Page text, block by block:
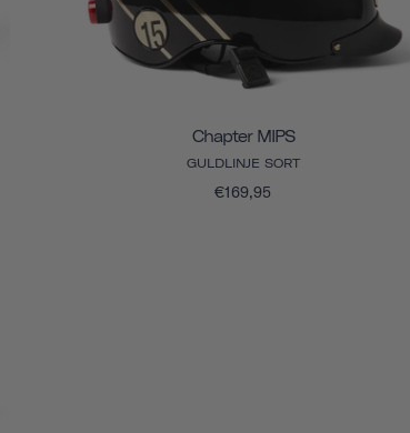
Chapter MIPS
GULDLINJE SORT
€169,95